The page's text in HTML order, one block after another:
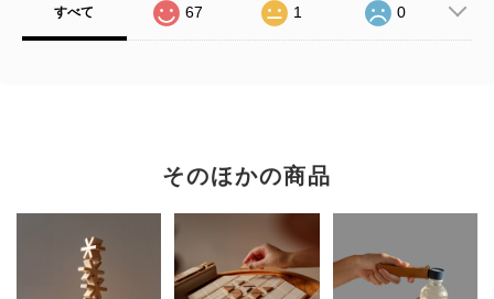
すべて 67 1 0
そのほかの商品